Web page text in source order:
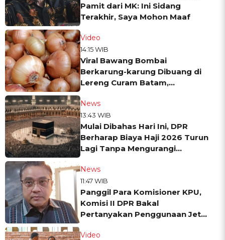
Pamit dari MK: Ini Sidang
Terakhir, Saya Mohon Maaf
Video
14:15 WIB
Viral Bawang Bombai
Berkarung-karung Dibuang di
Lereng Curam Batam,
News
13:43 WIB
Mulai Dibahas Hari Ini, DPR
Berharap Biaya Haji 2026 Turun
Lagi Tanpa Mengurangi
News
11:47 WIB
Panggil Para Komisioner KPU,
Komisi II DPR Bakal
Pertanyakan Penggunaan Jet
Video